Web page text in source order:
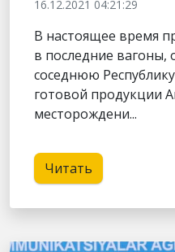
16.12.2021 04:21:29
В настоящее время
в последние вагоны,
соседнюю
готовой продукции
месторождени...
Читать